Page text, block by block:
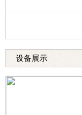
设备展示